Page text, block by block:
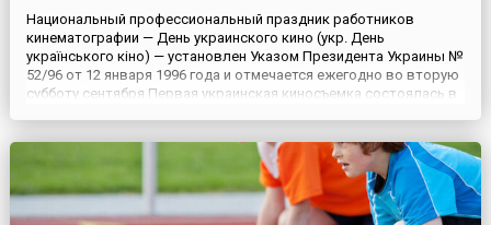
Национальный профессиональный праздник работников
кинематографии — День украинского кино (укр. День
українського кіно) — установлен Указом Президента Украины №
52/96 от 12 января 1996 года и отмечается ежегодно во вторую
субботу сентября.Первая украинская киносъемка состоялась в